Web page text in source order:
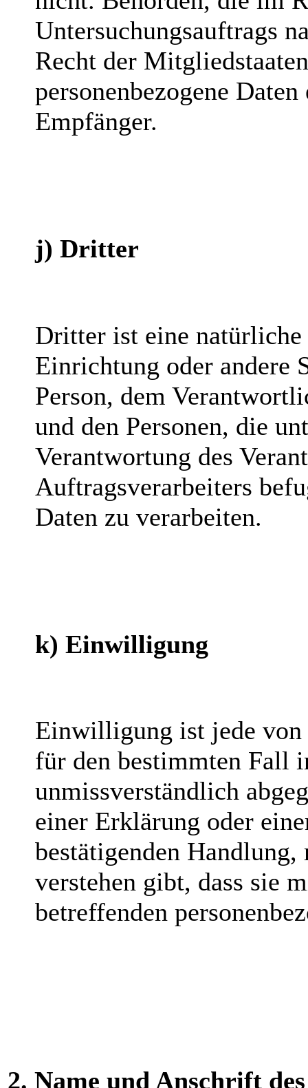
Untersuchungsauftrags
Recht der
personenbezogene
Empfänger.
j) Dritter
Dritter ist eine natürliche
Einrichtung oder andere
Person, dem
und den Personen, die
Verantwortung des
Auftragsverarbeiters
Daten zu verarbeiten.
k) Einwilligung
Einwilligung ist jede
für den bestimmten Fall
unmissverständlich
einer Erklärung oder
bestätigenden
verstehen gibt, dass sie
betreffenden
2. Name und Anschrift